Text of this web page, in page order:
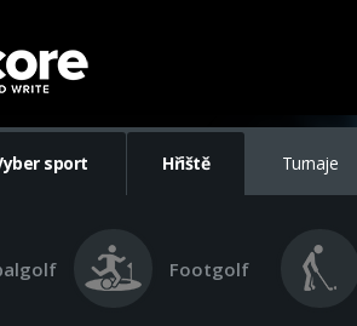
sport Hřiště Turnaje
Footgolf